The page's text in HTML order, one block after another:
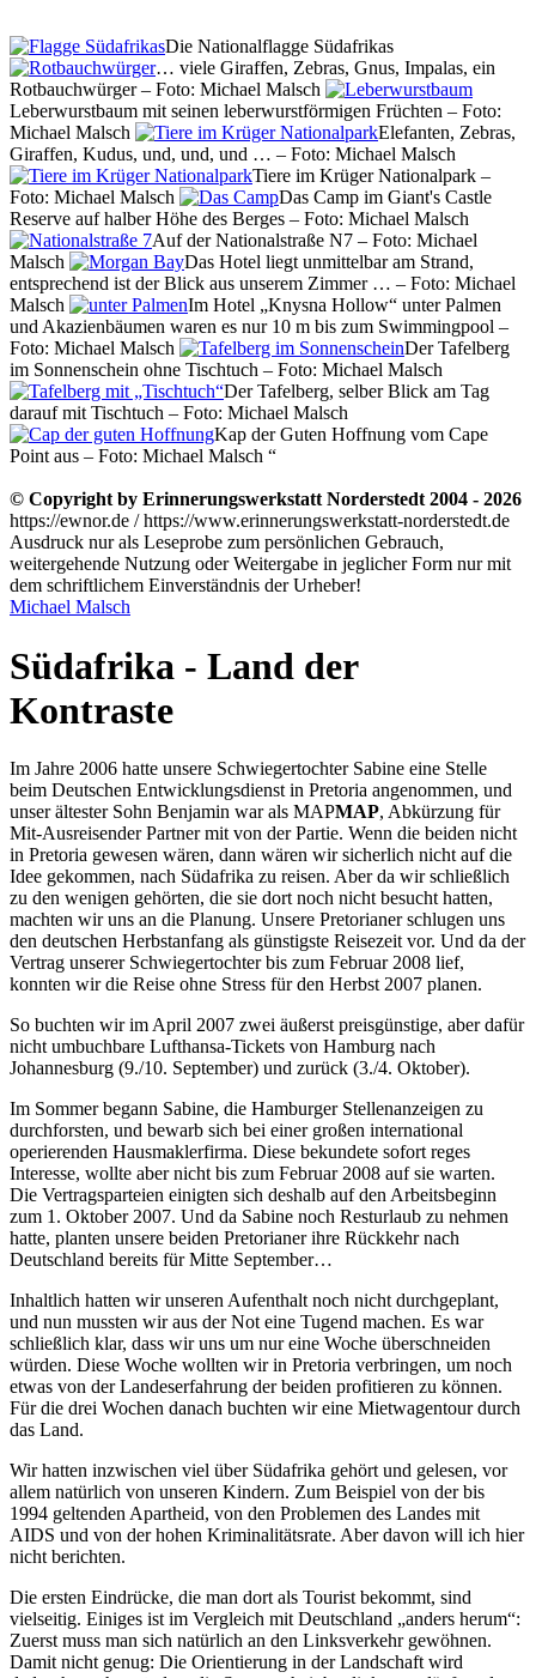
Die Nationalflagge Südafrikas
… viele Giraffen, Zebras, Gnus, Impalas, ein
Rotbauchwürger – Foto: Michael Malsch
Leberwurstbaum mit seinen leberwurstförmigen Früchten – Foto:
Michael Malsch
Elefanten, Zebras,
Giraffen, Kudus, und, und, und … – Foto: Michael Malsch
Tiere im Krüger Nationalpark –
Foto: Michael Malsch
Das Camp im Giant's Castle
Reserve auf halber Höhe des Berges – Foto: Michael Malsch
Auf der Nationalstraße N7 – Foto: Michael
Malsch
Das Hotel liegt unmittelbar am Strand,
entsprechend ist der Blick aus unserem Zimmer … – Foto: Michael
Malsch
Im Hotel „Knysna Hollow“ unter Palmen
und Akazienbäumen waren es nur 10 m bis zum Swimmingpool –
Foto: Michael Malsch
Der Tafelberg
im Sonnenschein ohne Tischtuch – Foto: Michael Malsch
Der Tafelberg, selber Blick am Tag
darauf mit Tischtuch – Foto: Michael Malsch
Kap der Guten Hoffnung vom Cape
Point aus – Foto: Michael Malsch
© Copyright by Erinnerungswerkstatt Norderstedt 2004 - 2026
https://ewnor.de / https://www.erinnerungswerkstatt-norderstedt.de
Ausdruck nur als Leseprobe zum persönlichen Gebrauch,
weitergehende Nutzung oder Weitergabe in jeglicher Form nur mit
dem schriftlichem Einverständnis der Urheber!
Michael Malsch
Südafrika - Land der
Kontraste
Im Jahre 2006 hatte unsere Schwiegertochter Sabine eine Stelle
beim Deutschen Entwicklungsdienst in Pretoria angenommen, und
unser ältester Sohn Benjamin war als MAPMAP, Abkürzung für
Mit-Ausreisender Partnermit von der Partie. Wenn die beiden nicht
in Pretoria gewesen wären, dann wären wir sicherlich nicht auf die
Idee gekommen, nach Südafrika zu reisen. Aber da wir schließlich
zu den wenigen gehörten, die sie dort noch nicht besucht hatten,
machten wir uns an die Planung. Unsere Pretorianer schlugen uns
den deutschen Herbstanfang als günstigste Reisezeit vor. Und da der
Vertrag unserer Schwiegertochter bis zum Februar 2008 lief,
konnten wir die Reise ohne Stress für den Herbst 2007 planen.
So buchten wir im April 2007 zwei äußerst preisgünstige, aber dafür
nicht umbuchbare Lufthansa-Tickets von Hamburg nach
Johannesburg (9./10. September) und zurück (3./4. Oktober).
Im Sommer begann Sabine, die Hamburger Stellenanzeigen zu
durchforsten, und bewarb sich bei einer großen international
operierenden Hausmaklerfirma. Diese bekundete sofort reges
Interesse, wollte aber nicht bis zum Februar 2008 auf sie warten.
Die Vertragsparteien einigten sich deshalb auf den Arbeitsbeginn
zum 1. Oktober 2007. Und da Sabine noch Resturlaub zu nehmen
hatte, planten unsere beiden Pretorianer ihre Rückkehr nach
Deutschland bereits für Mitte September…
Inhaltlich hatten wir unseren Aufenthalt noch nicht durchgeplant,
und nun mussten wir aus der Not eine Tugend machen. Es war
schließlich klar, dass wir uns um nur eine Woche überschneiden
würden. Diese Woche wollten wir in Pretoria verbringen, um noch
etwas von der Landeserfahrung der beiden profitieren zu können.
Für die drei Wochen danach buchten wir eine Mietwagentour durch
das Land.
Wir hatten inzwischen viel über Südafrika gehört und gelesen, vor
allem natürlich von unseren Kindern. Zum Beispiel von der bis
1994 geltenden Apartheid, von den Problemen des Landes mit
AIDS und von der hohen Kriminalitätsrate. Aber davon will ich hier
nicht berichten.
Die ersten Eindrücke, die man dort als Tourist bekommt, sind
vielseitig. Einiges ist im Vergleich mit Deutschland
anders herum :
Zuerst muss man sich natürlich an den Linksverkehr gewöhnen.
Damit nicht genug: Die Orientierung in der Landschaft wird